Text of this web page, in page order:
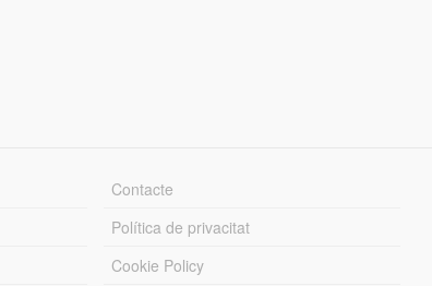
Contacte
Política de privacitat
Cookie Policy